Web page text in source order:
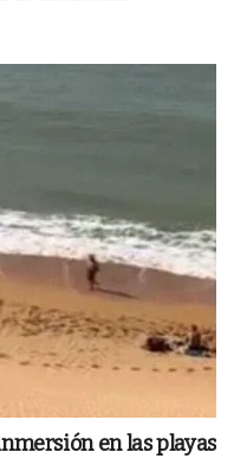
en las playas